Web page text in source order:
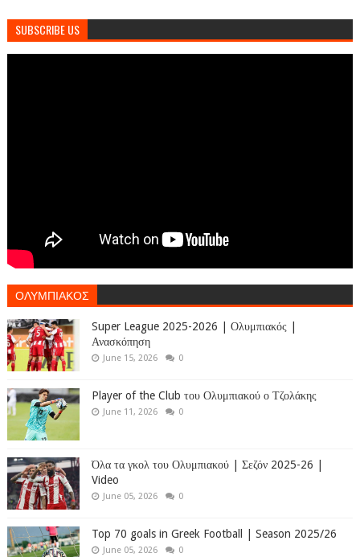
SUBSCRIBE US
ΟΛΥΜΠΙΑΚΟΣ
Super League 2025-2026 | Ολυμπιακός |
Ανασκόπηση
June 15, 2026 0
Player of the Club του Ολυμπιακού ο Τζολάκης
June 11, 2026 0
Όλα τα γκολ του Ολυμπιακού | Σεζόν 2025-26 |
Video
June 05, 2026 0
Top 70 goals in Greek Football | Season 2025/26
June 05, 2026 0